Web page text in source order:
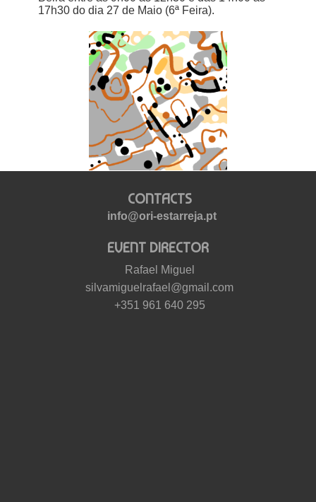
17h30 do dia 27 de Maio (6ª Feira).
CONTACTS
info@ori-estarreja.pt
EVENT DIRECTOR
Rafael Miguel
silvamiguelrafael@gmail.com
+351 961 640 295